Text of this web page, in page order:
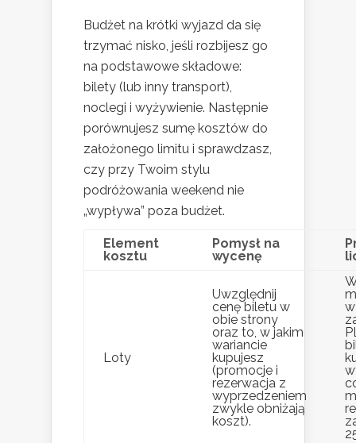
Budżet na krótki wyjazd da się
trzymać nisko, jeśli rozbijesz go
na podstawowe składowe:
bilety (lub inny transport),
noclegi i wyżywienie. Następnie
porównujesz sumę kosztów do
założonego limitu i sprawdzasz,
czy przy Twoim stylu
podróżowania weekend nie
„wypływa” poza budżet.
Element
kosztu
Pomysł na
wycenę
Loty
Uwzględnij
cenę biletu w
obie strony
oraz to, w jakim
wariancie
kupujesz
(promocje i
rezerwacja z
wyprzedzeniem
zwykle obniżają
koszt).